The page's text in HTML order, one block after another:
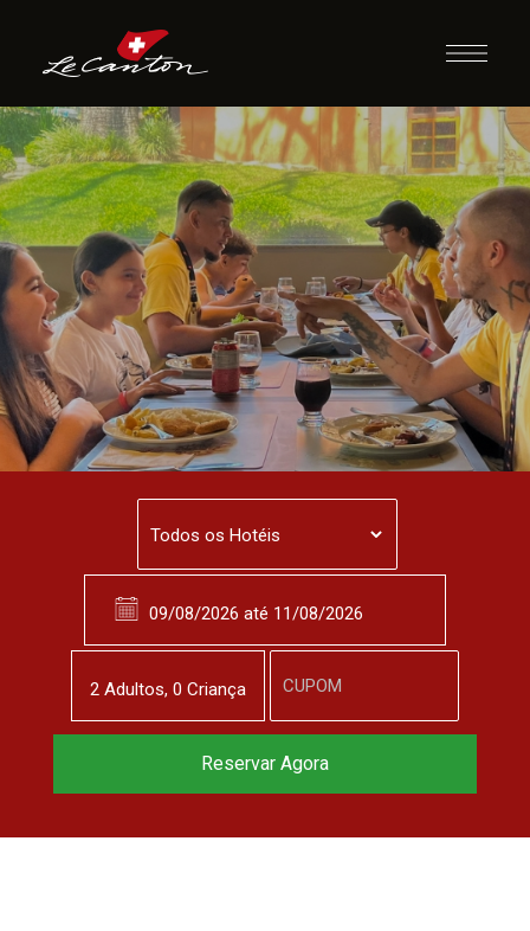
Jantar com
Recreação
2 Adultos, 0 Criança
Reservar Agora